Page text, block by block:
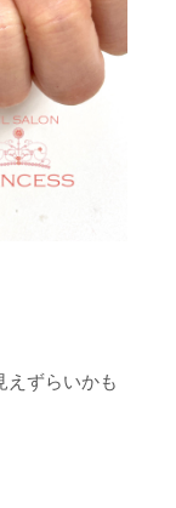
えずらいかも